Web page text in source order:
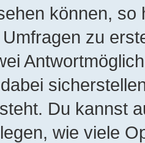
können,
zu
Du kannst
wie viele